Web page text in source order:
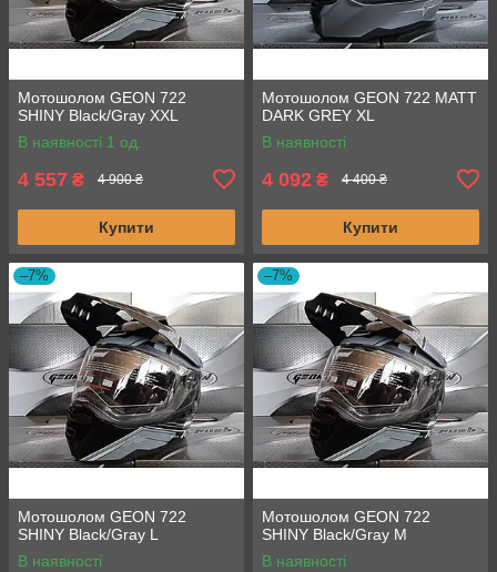
Мотошолом GEON 722
SHINY Black/Gray XXL
В наявності 1 од.
4 557 ₴ 4 900 ₴
Купити
Мотошолом GEON 722 MATT
DARK GREY XL
В наявності
4 092 ₴ 4 400 ₴
Купити
–7%
Мотошолом GEON 722
SHINY Black/Gray L
В наявності
–7%
Мотошолом GEON 722
SHINY Black/Gray M
В наявності